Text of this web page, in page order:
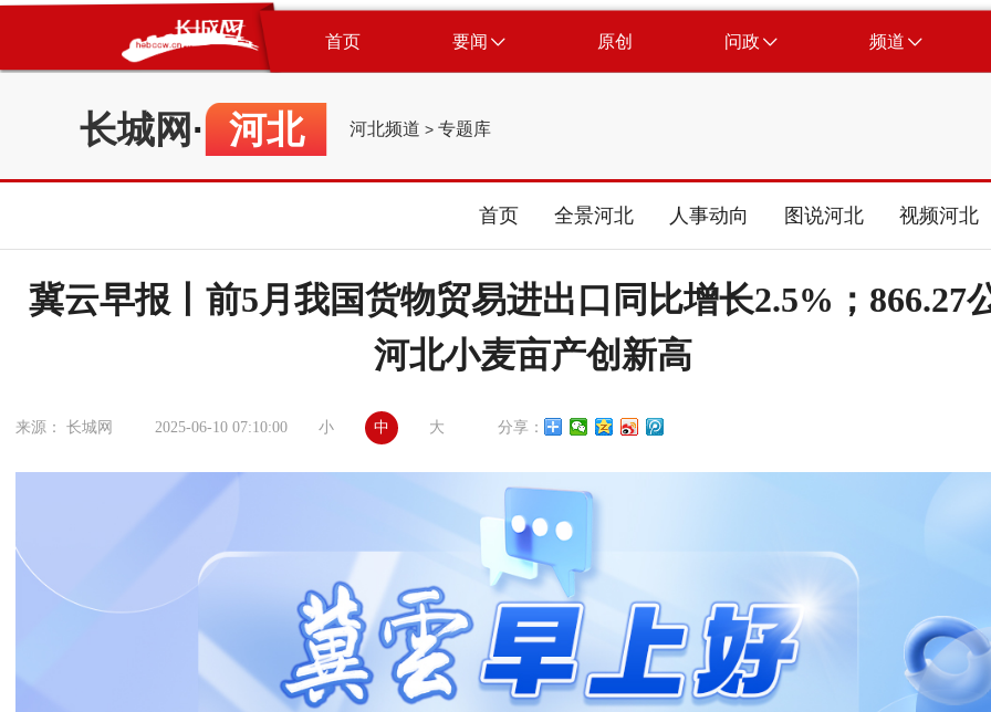
首页 要闻 原创 问政 频道
长城网 · 河北 河北频道 > 专题库
首页 全景河北 人事动向 图说河北 视频河北
冀云早报丨前5月我国货物贸易进出口同比增长2.5%；866.27
河北小麦亩产创新高
来源： 长城网 2025-06-10 07:10:00 小 中 大 分享：